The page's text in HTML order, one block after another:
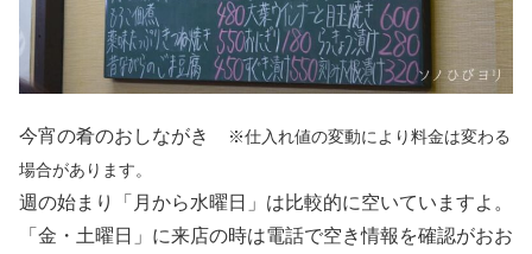
今宵の肴のおしながき
※仕入れ値の変動により料金は変わる
場合があります。
週の始まり「月から水曜日」は比較的に空いていますよ。
「金・土曜日」に来店の時は電話で空き情報を確認がおお